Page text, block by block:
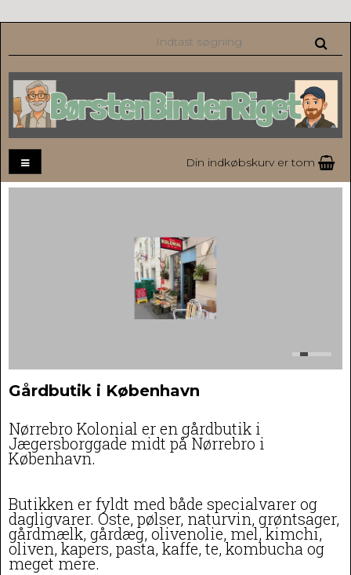
Din indkøbskurv er tom
Gårdbutik i København
Nørrebro Kolonial er en gårdbutik i
Jægersborggade midt på Nørrebro i
København.
Butikken er fyldt med både specialvarer og
dagligvarer. Oste, pølser, naturvin, grøntsager,
gårdmælk, gårdæg, olivenolie, mel, kimchi,
oliven, kapers, pasta, kaffe, te, kombucha og
meget mere.